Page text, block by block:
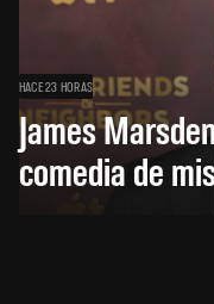
HACE 23 HORAS
James
comedia de